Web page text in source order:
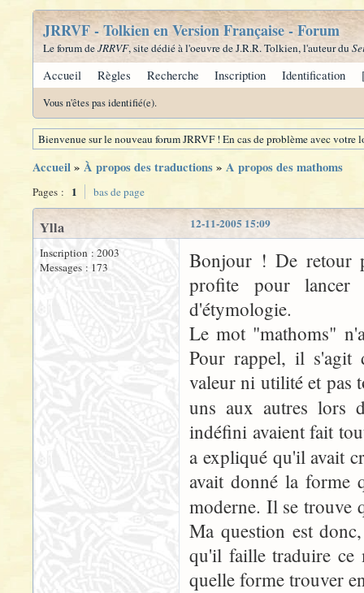
JRRVF - Tolkien en Version Française - Forum
Le forum deJRRVF, site dédié à l'oeuvre de J.R.R. Tolkien, l'auteur du
Accueil Règles Recherche Inscription Identification
Vous n'êtes pas identifié(e).
Bienvenue sur le nouveau forum JRRVF ! En cas de problème avec
Accueil» À propos des traductions» A propos des mathoms
Pages : 1 bas de page
12-11-2005 15:09
Ylla
Inscription : 2003
Messages : 173
Bonjour ! De retour
profite pour
d'étymologie.
Le mot "mathoms"
Pour rappel, il s'agit
valeur ni utilité et pas
uns aux autres lors
indéfini avaient fait
a expliqué qu'il avait
avait donné la forme
moderne. Il se trouve
Ma question est
qu'il faille traduire ce
quelle forme trouver